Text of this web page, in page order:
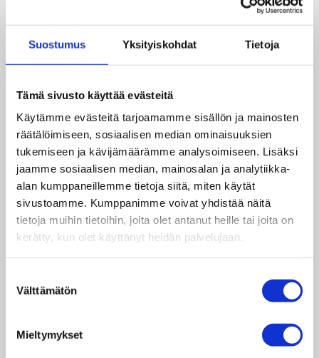
Suostumus Yksityiskohdat Tietoja
Tämä sivusto käyttää evästeitä
Käytämme evästeitä tarjoamamme sisällön ja mainosten
räätälöimiseen, sosiaalisen median ominaisuuksien
tukemiseen ja kävijämäärämme analysoimiseen. Lisäksi
jaamme sosiaalisen median, mainosalan ja analytiikka-
alan kumppaneillemme tietoja siitä, miten käytät
sivustoamme. Kumppanimme voivat yhdistää näitä
tietoja muihin tietoihin, joita olet antanut heille tai joita on
kerätty, kun olet käyttänyt heidän palvelujaan.
valinta
Välttämätön
Mieltymykset
uusia juttuja: kirjoittamaan haastattelua,
ottamaan ja maalamaan kuvituskuvia ja
harjoittelujakson aikana käyttämään Canvaa ja
laminointikonetta, joita en ollut ikinä ennen
käyttänyt. Tehtävät ovat olleet monipuolisia ja
hetkeksikään en ole tylsistynyt! Sain kuulla
Taksvärkin työntekijöiltä heidän opinnoistaan ja
urapoluistaan, josta on minulle varmasti
korvaamattomasti apua tulevaisuudessa, kun
pohdin omia opiskeluvalintojani.
TET-jakson ansiosta opin järjestötoiminnasta
kokonaisuutta, mitä järjestönä pyörimiseen
tekemään. Nyt olen entistäkin kiinnostuneempi
eri järjestöjen toiminnasta ja tulen varmasti vielä